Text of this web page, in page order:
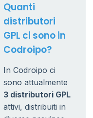
Quanti
distributori
GPL ci sono in
Codroipo?
In Codroipo ci
sono attualmente
3 distributori GPL
attivi, distribuiti in